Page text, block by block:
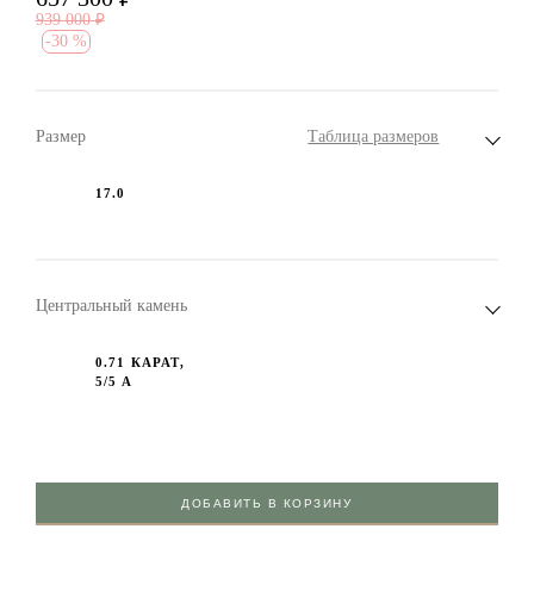
939 000 ₽
-30 %
Размер Таблица размеров
17.0
Центральный камень
0.71 КАРАТ,
5/5 А
ДОБАВИТЬ В КОРЗИНУ